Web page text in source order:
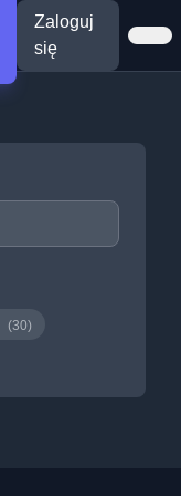
Zaloguj
się
(30)